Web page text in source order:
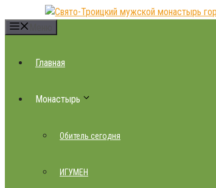
Главная
Монастырь
Обитель сегодня
ИГУМЕН